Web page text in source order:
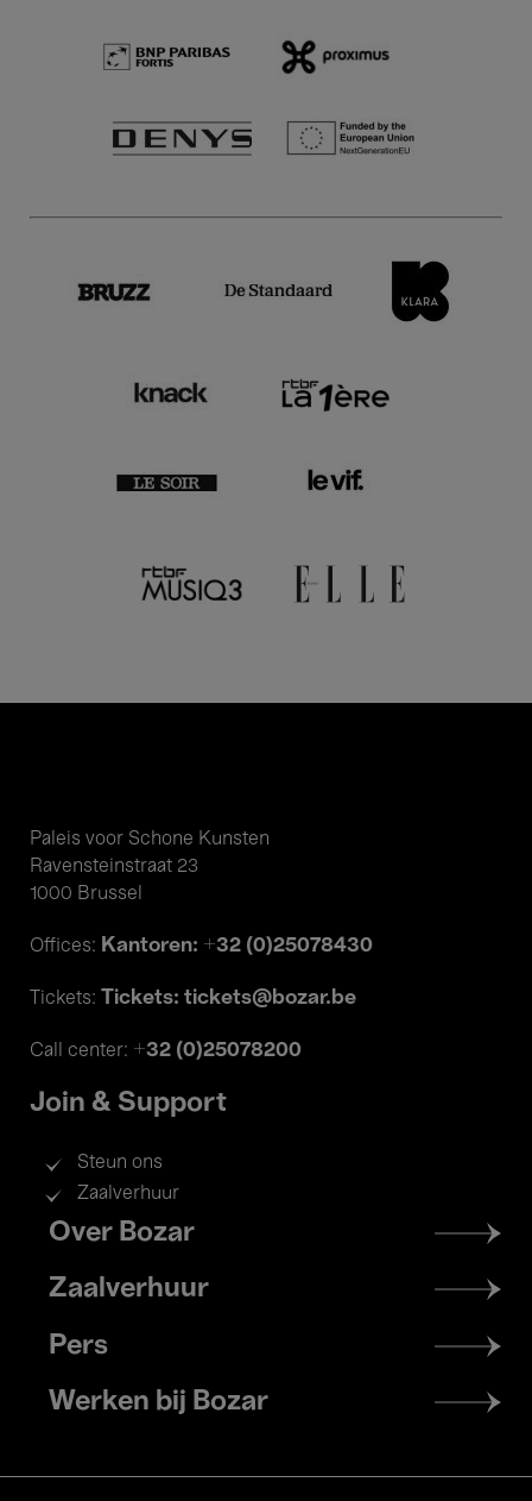
Paleis voor Schone Kunsten
Ravensteinstraat 23
1000 Brussel
Offices: Kantoren: +32 (0)25078430
Tickets: Tickets: tickets@bozar.be
Call center: +32 (0)25078200
Join & Support
Steun ons
Zaalverhuur
Footer
menu
Over Bozar
Zaalverhuur
Pers
Werken bij Bozar